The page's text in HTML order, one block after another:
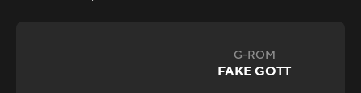
G-ROM
FAKE GOTT